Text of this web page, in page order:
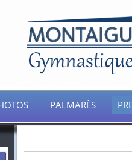
PALMARÈS